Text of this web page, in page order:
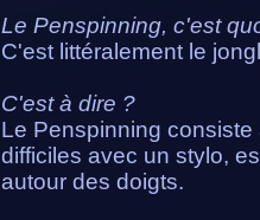
Le Penspinning, c'est
C'est littéralement le
C'est à dire ?
Le Penspinning
difficiles avec un stylo,
autour des doigts.